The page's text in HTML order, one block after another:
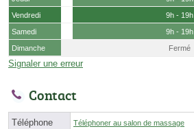
Vendredi
9h - 19h
Samedi
9h - 19h
Dimanche
Fermé
Signaler une erreur
Contact
Téléphone Téléphoner au salon de massage